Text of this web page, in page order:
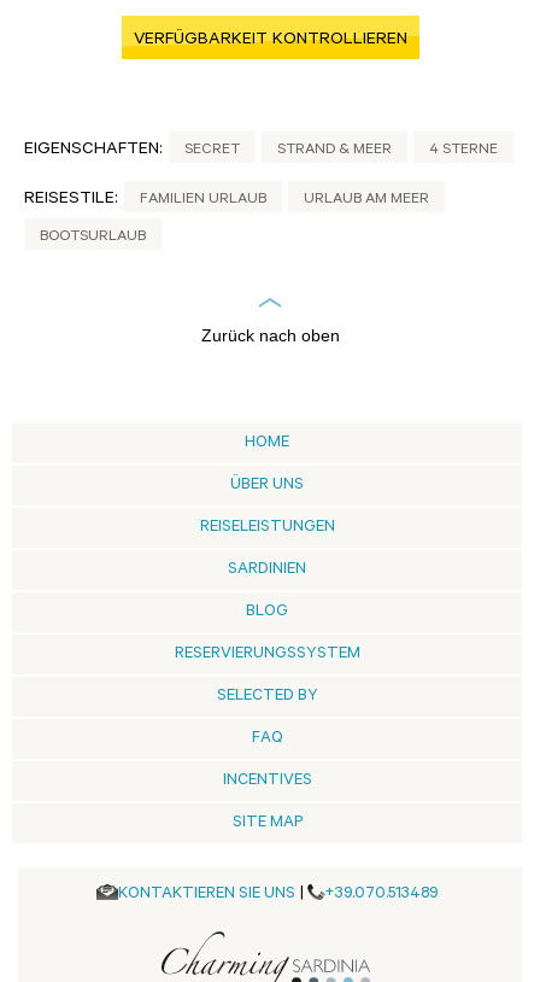
VERFÜGBARKEIT KONTROLLIEREN
EIGENSCHAFTEN: SECRET STRAND & MEER 4 STERNE
REISESTILE: FAMILIEN URLAUB URLAUB AM MEER
BOOTSURLAUB
Zurück nach oben
HOME
ÜBER UNS
REISELEISTUNGEN
SARDINIEN
BLOG
RESERVIERUNGSSYSTEM
SELECTED BY
FAQ
INCENTIVES
SITE MAP
KONTAKTIEREN SIE UNS | +39.070.513489